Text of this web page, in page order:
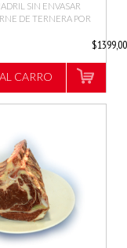
SIN ENVASAR
DE TERNERA POR
$1399,00
CARRO